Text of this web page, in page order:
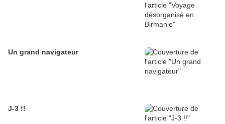
Un grand navigateur
J-3 !!